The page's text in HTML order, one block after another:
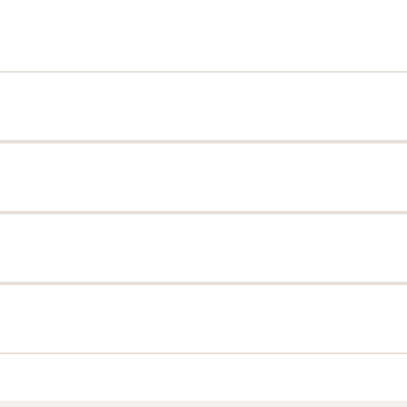
kostenlosen Shuttlebus besteigen,
Tag in der Natur können
das optimale Gleichgewicht Ihres
Bahnen im beheizten Innenpool
im türkischen Dampfbad auf. Haben
renovierten Fitnessraum des Hotels